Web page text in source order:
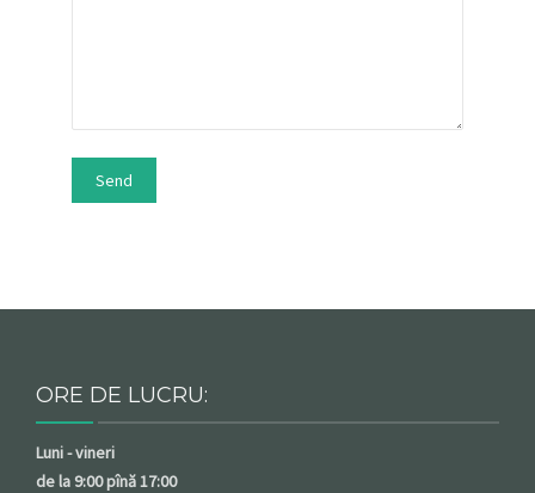
Send
ORE DE LUCRU:
Luni - vineri
de la 9:00 pînă 17:00